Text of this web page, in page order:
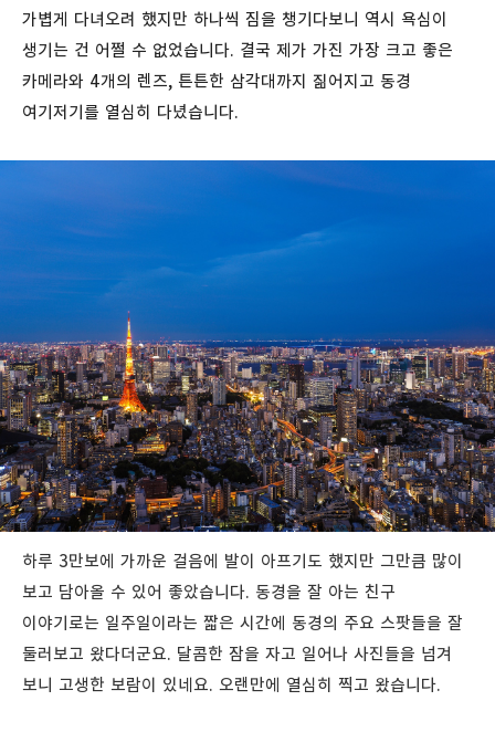
가볍게 다녀오려 했지만 하나씩 짐을 챙기다보니 역시 욕심이
생기는 건 어쩔 수 없었습니다. 결국 제가 가진 가장 크고 좋은
카메라와 4개의 렌즈, 튼튼한 삼각대까지 짊어지고 동경
여기저기를 열심히 다녔습니다.
하루 3만보에 가까운 걸음에 발이 아프기도 했지만 그만큼 많이
보고 담아올 수 있어 좋았습니다. 동경을 잘 아는 친구
이야기로는 일주일이라는 짧은 시간에 동경의 주요 스팟들을 잘
둘러보고 왔다더군요. 달콤한 잠을 자고 일어나 사진들을 넘겨
보니 고생한 보람이 있네요. 오랜만에 열심히 찍고 왔습니다.